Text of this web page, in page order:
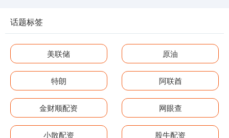
话题标签
美联储 原油
特朗 阿联酋
金财顺配资 网眼查
小散配资 股牛配资